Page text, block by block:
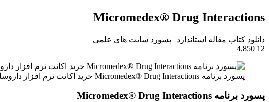
Micromedex® Drug Interactions
دانلود کتاب مقاله استاندارد | پسورد سایت های علمی
12
پسورد برنامه Micromedex® Drug Interactions خرید اکانت نرم افزار داروسازی میکرومدکس
پسورد برنامه Micromedex® Drug Interactions